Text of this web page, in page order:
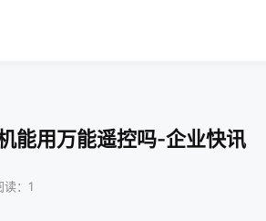
能用万能遥控吗-企业快讯
：1